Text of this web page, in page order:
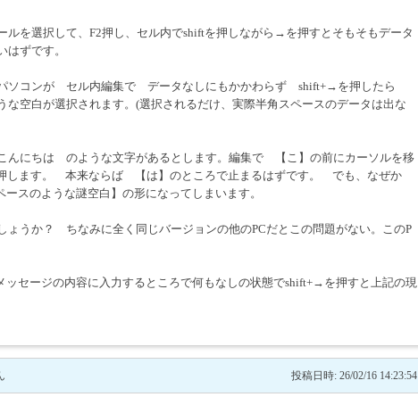
を選択して、F2押し、セル内でshiftを押しながら→を押すとそもそもデータ
はずです。
パソコンが セル内編集で データなしにもかかわらず shift+→を押したら
な空白が選択されます。(選択されるだけ、実際半角スペースのデータは出な
にちは のような文字があるとします。編集で 【こ】の前にカーソルを移
します。 本来ならば 【は】のところで止まるはずです。 でも、なぜか
ースのような謎空白】の形になってしまいます。
うか？ ちなみに全く同じバージョンの他のPCだとこの問題がない。このP
セージの内容に入力するところで何もなしの状態でshift+→を押すと上記の現
投稿日時: 26/02/16 14:23:54